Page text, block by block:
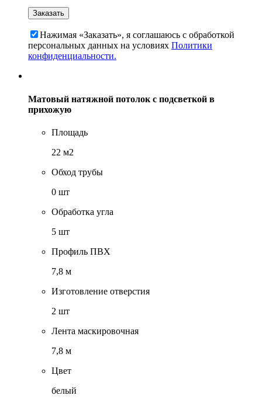
Нажимая «Заказать», я соглашаюсь c обработкой
персональных данных на условиях Политики
конфиденциальности.
Матовый натяжной потолок с подсветкой в
прихожую
Площадь
22 м2
Обход трубы
0 шт
Обработка угла
5 шт
Профиль ПВХ
7,8 м
Изготовление отверстия
2 шт
Лента маскировочная
7,8 м
Цвет
белый